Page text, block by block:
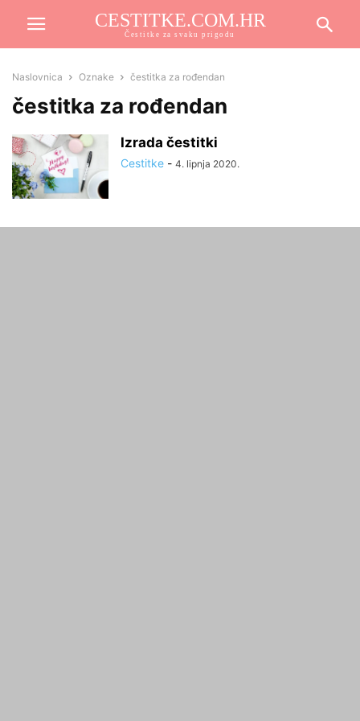
CESTITKE.COM.HR
Čestitke za svaku prigodu
Naslovnica Oznake čestitka za rođendan
čestitka za rođendan
Izrada čestitki
Cestitke - 4. lipnja 2020.